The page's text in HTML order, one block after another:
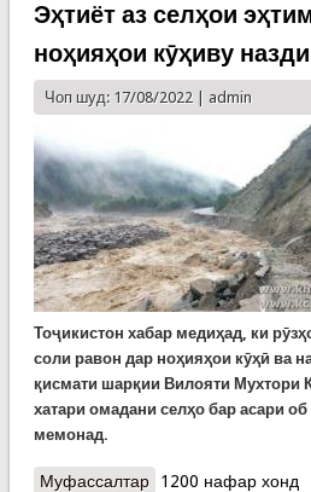
Эҳтиёт аз селҳои
ноҳияҳои кӯҳиву
Чоп шуд: 17/08/2022 | admin
Тоҷикистон хабар медиҳад, ки
соли равон дар ноҳияҳои кӯҳӣ ва
қисмати шарқии Вилояти Мухтори
хатари омадани селҳо бар асари
мемонад.
Муфассалтаро Эҳтиёт аз селҳои
1200 нафар хонд